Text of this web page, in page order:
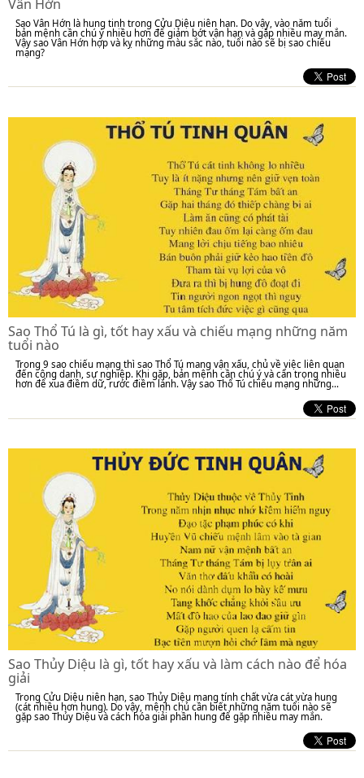
Vân Hớn
Sao Vân Hớn là hung tinh trong Cửu Diệu niên hạn. Do vậy, vào năm tuổi
bản mệnh cần chú ý nhiều hơn để giảm bớt vận hạn và gặp nhiều may mắn.
Vậy sao Vân Hớn hợp và kỵ những màu sắc nào, tuổi nào sẽ bị sao chiếu
mạng?
Sao Thổ Tú là gì, tốt hay xấu và chiếu mạng những năm
tuổi nào
Trong 9 sao chiếu mạng thì sao Thổ Tú mang vận xấu, chủ về việc liên quan
đến công danh, sự nghiệp. Khi gặp, bản mệnh cần chú ý và cẩn trọng nhiều
hơn để xua điềm dữ, rước điềm lành. Vậy sao Thổ Tú chiếu mạng những...
Sao Thủy Diệu là gì, tốt hay xấu và làm cách nào để hóa
giải
Trong Cửu Diệu niên hạn, sao Thủy Diệu mang tính chất vừa cát vừa hung
(cát nhiều hơn hung). Do vậy, mệnh chủ cần biết những năm tuổi nào sẽ
gặp sao Thủy Diệu và cách hóa giải phần hung để gặp nhiều may mắn.